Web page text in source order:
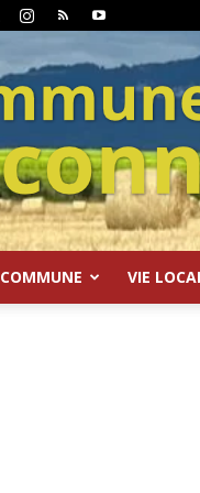
COMMUNE VIE